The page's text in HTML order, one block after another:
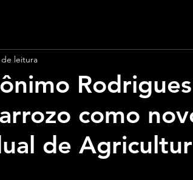
Rodrigues
como
de
de leitura